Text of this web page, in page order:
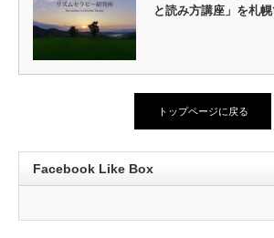
と読み方講座」を札
トップページに戻る
Facebook Like Box